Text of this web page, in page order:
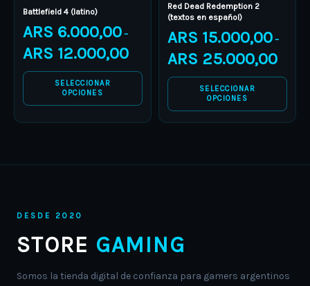
Battlefield 4 (latino)
ARS 6.000,00 –
ARS 12.000,00
SELECCIONAR
OPCIONES
on
the
product
page
Red Dead Redemption 2
(textos en español)
ARS 15.000,00 –
ARS 25.000,00
SELECCIONAR
OPCIONES
on
the
product
DESDE 2020
STORE GAMING
Somos la tienda digital de confianza para gamers argentinos